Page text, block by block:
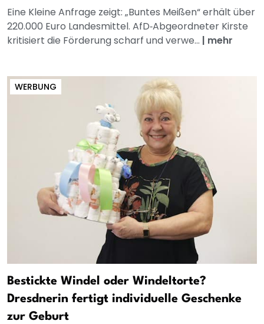
Eine Kleine Anfrage zeigt: „Buntes Meißen“ erhält über
220.000 Euro Landesmittel. AfD‑Abgeordneter Kirste
kritisiert die Förderung scharf und verwe... | mehr
WERBUNG
Bestickte Windel oder Windeltorte?
Dresdnerin fertigt individuelle Geschenke
zur Geburt